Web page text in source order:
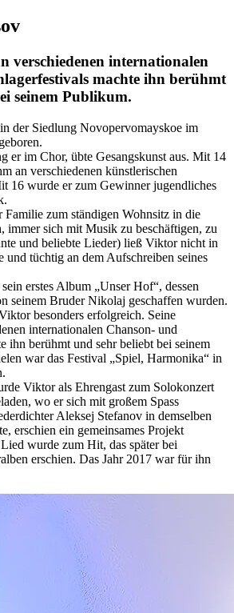
verschiedenen internationalen
machte ihn berühmt
seinem Publikum.
der Siedlung Novopervomayskoe im
er im Chor, übte Gesangskunst aus. Mit 14
an verschiedenen künstlerischen
16 wurde er zum Gewinner jugendliches
zum ständigen Wohnsitz in die
immer sich mit Musik zu beschäftigen, zu
und beliebte Lieder) ließ Viktor nicht in
und tüchtig an dem Aufschreiben seines
erstes Album „Unser Hof“, dessen
seinem Bruder Nikolaj geschaffen wurden.
besonders erfolgreich. Seine
internationalen Chanson- und
ihn berühmt und sehr beliebt bei seinem
war das Festival „Spiel, Harmonika“ in
Viktor als Ehrengast zum Solokonzert
wo er sich mit großem Spass
Aleksej Stefanov in demselben
erschien ein gemeinsames Projekt
wurde zum Hit, das später bei
erschien. Das Jahr 2017 war für ihn